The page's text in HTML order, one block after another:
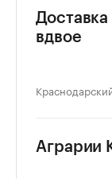
вдвое
Аграрии